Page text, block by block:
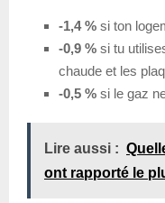
-1,4 % si ton
-0,9 % si tu
chaude et les
-0,5 % si le gaz
Lire aussi :
ont rapporté le